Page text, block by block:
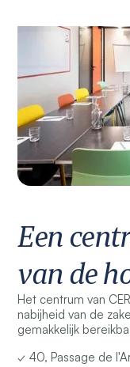
Een
van de
Het centrum van
nabijheid van de
gemakkelijk
✓ 40, Passage de